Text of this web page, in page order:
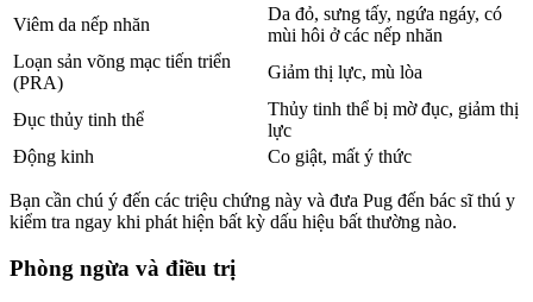
Viêm da nếp nhăn
Da đỏ, sưng tấy, ngứa ngáy, có
mùi hôi ở các nếp nhăn
Loạn sản võng mạc tiến triển
(PRA)
Giảm thị lực, mù lòa
Đục thủy tinh thể
Thủy tinh thể bị mờ đục, giảm thị
lực
Động kinh
Co giật, mất ý thức
Bạn cần chú ý đến các triệu chứng này và đưa Pug đến bác sĩ thú y
kiểm tra ngay khi phát hiện bất kỳ dấu hiệu bất thường nào.
Phòng ngừa và điều trị